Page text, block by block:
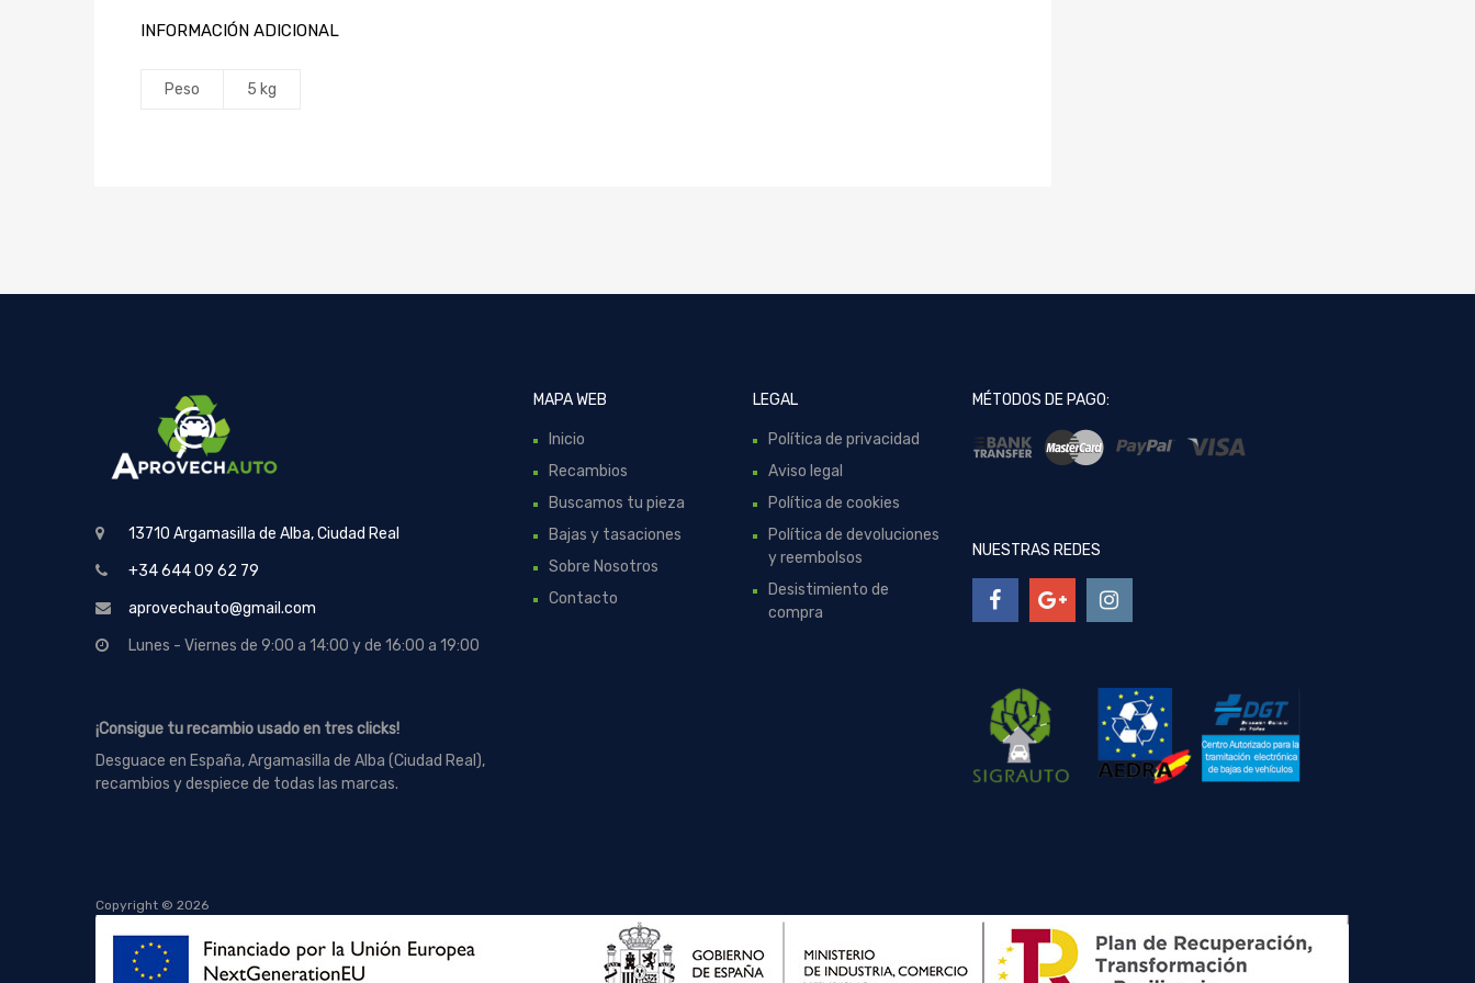
INFORMACIÓN ADICIONAL
Peso 5 kg
13710 Argamasilla de Alba, Ciudad Real
+34 644 09 62 79
aprovechauto@gmail.com
Lunes - Viernes de 9:00 a 14:00 y de 16:00 a 19:00
¡Consigue tu recambio usado en tres clicks!
Desguace en España, Argamasilla de Alba (Ciudad Real),
recambios y despiece de todas las marcas.
MAPA WEB
Inicio
Recambios
Buscamos tu pieza
Bajas y tasaciones
Sobre Nosotros
Contacto
LEGAL
Política de privacidad
Aviso legal
Política de cookies
Política de devoluciones
y reembolsos
Desistimiento de
compra
MÉTODOS DE PAGO:
NUESTRAS REDES
Copyright © 2026